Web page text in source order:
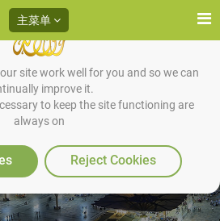
site work well for you and so we can
improve it.
to keep the site functioning are
always on
Reject Cookies
主菜单
月的日子